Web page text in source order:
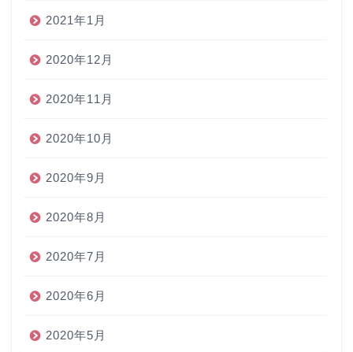
2021年1月
2020年12月
2020年11月
2020年10月
2020年9月
2020年8月
2020年7月
2020年6月
2020年5月